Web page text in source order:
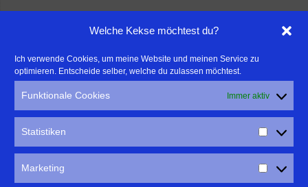
Welche Kekse möchtest du?
Ich verwende Cookies, um meine Website und meinen Service zu
optimieren. Entscheide selber, welche du zulassen möchtest.
Funktionale Cookies Immer aktiv
Statistiken
Marketing
- Für professionelle Fotografen, die ihre Stärken mehr in den
Fokus rücken wollen, empfehle ich eine Beratung durch Frau
Dr. Martina Mettner